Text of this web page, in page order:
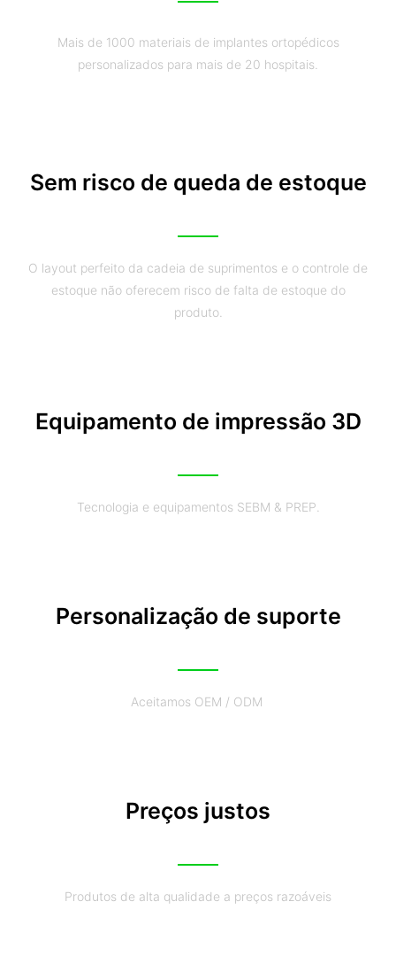
Mais de 1000 materiais de implantes ortopédicos
personalizados para mais de 20 hospitais.
Sem risco de queda de estoque
O layout perfeito da cadeia de suprimentos e o controle de
estoque não oferecem risco de falta de estoque do
produto.
Equipamento de impressão 3D
Tecnologia e equipamentos SEBM & PREP.
Personalização de suporte
Aceitamos OEM / ODM
Preços justos
Produtos de alta qualidade a preços razoáveis